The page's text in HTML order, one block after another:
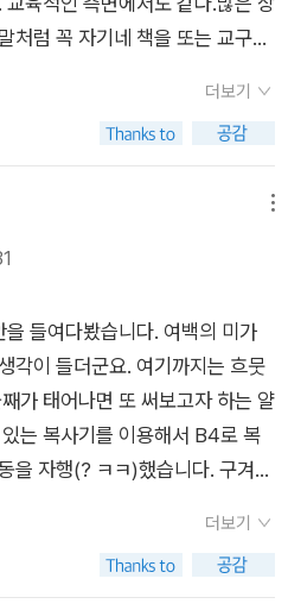
처럼 꼭 자기네 책을 또는 교구를
정하는 것은 아니다) 정작 중요
적으로 책이나 교구의 의도와 의
로막는 그런 책도 아니고 창의성
을 길러줄 수 있는 책도 아니다.
.잘 들여다 보라. 미완성된 그림
은 아이들이 상상할 수 있는 경계
'판에 박힌'과 '창의적인'것이 결과
에 박힌 것들이 지겨워진다면 창
?창의적으로 아이들을 키운다고
리게 하는 것은 창의적인 아이로
는 아이로 키우는 다름아니다. 피
가? 사람들은 때로 피카소가 우
더보기
들여다봤습니다. 여백의 미가
각이 들더군요. 여기까지는 흐뭇
가 태어나면 또 써보고자 하는 얄
는 복사기를 이용해서 B4로 복
을 자행(? ㅋㅋ)했습니다. 구겨지
하던 아이였지만 통 관심을 보이
더보기